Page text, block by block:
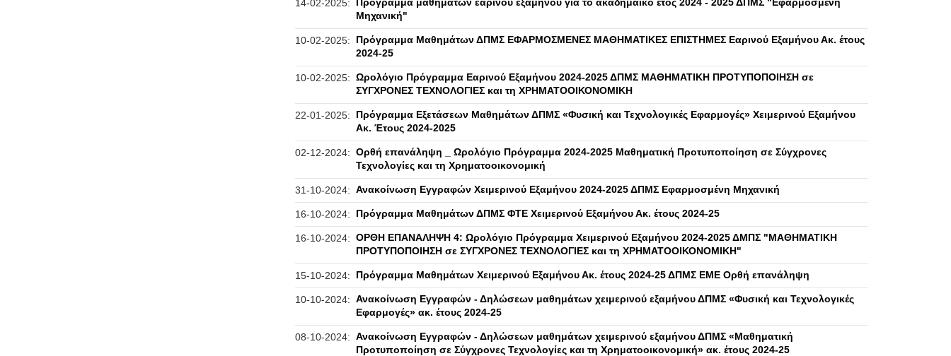
14-02-2025:
Μηχανική"
10-02-2025:
Πρόγραμμα Μαθημάτων ΔΠΜΣ ΕΦΑΡΜΟΣΜΕΝΕΣ ΜΑΘΗΜΑΤΙΚΕΣ ΕΠΙΣΤΗΜΕΣ Εαρινού Εξαμήνου Ακ. έτους
2024-25
10-02-2025: Ωρολόγιο Πρόγραμμα Εαρινού Εξαμήνου 2024-2025 ΔΠΜΣ ΜΑΘΗΜΑΤΙΚΗ ΠΡΟΤΥΠΟΠΟΙΗΣΗ σε
ΣΥΓΧΡΟΝΕΣ ΤΕΧΝΟΛΟΓΙΕΣ και τη ΧΡΗΜΑΤΟΟΙΚΟΝΟΜΙΚΗ
22-01-2025:
Πρόγραμμα Εξετάσεων Μαθημάτων ΔΠΜΣ «Φυσική και Τεχνολογικές Εφαρμογές» Χειμερινού Εξαμήνου
Ακ. Έτους 2024-2025
02-12-2024: Ορθή επανάληψη _ Ωρολόγιο Πρόγραμμα 2024-2025 Μαθηματική Προτυποποίηση σε Σύγχρονες
Τεχνολογίες και τη Χρηματοοικονομική
31-10-2024: Ανακοίνωση Εγγραφών Χειμερινού Εξαμήνου 2024-2025 ΔΠΜΣ Εφαρμοσμένη Μηχανική
16-10-2024: Πρόγραμμα Μαθημάτων ΔΠΜΣ ΦΤΕ Χειμερινού Εξαμήνου Ακ. έτους 2024-25
16-10-2024: ΟΡΘΗ ΕΠΑΝΑΛΗΨΗ 4: Ωρολόγιο Πρόγραμμα Χειμερινού Εξαμήνου 2024-2025 ΔΜΠΣ "ΜΑΘΗΜΑΤΙΚΗ
ΠΡΟΤΥΠΟΠΟΙΗΣΗ σε ΣΥΓΧΡΟΝΕΣ ΤΕΧΝΟΛΟΓΙΕΣ και τη ΧΡΗΜΑΤΟΟΙΚΟΝΟΜΙΚΗ"
15-10-2024: Πρόγραμμα Μαθημάτων Χειμερινού Εξαμήνου Ακ. έτους 2024-25 ΔΠΜΣ ΕΜΕ Ορθή επανάληψη
10-10-2024: Ανακοίνωση Εγγραφών - Δηλώσεων μαθημάτων χειμερινού εξαμήνου ΔΠΜΣ «Φυσική και Τεχνολογικές
Εφαρμογές» ακ. έτους 2024-25
08-10-2024: Ανακοίνωση Εγγραφών - Δηλώσεων μαθημάτων χειμερινού εξαμήνου ΔΠΜΣ «Μαθηματική
Προτυποποίηση σε Σύγχρονες Τεχνολογίες και τη Χρηματοοικονομική» ακ. έτους 2024-25